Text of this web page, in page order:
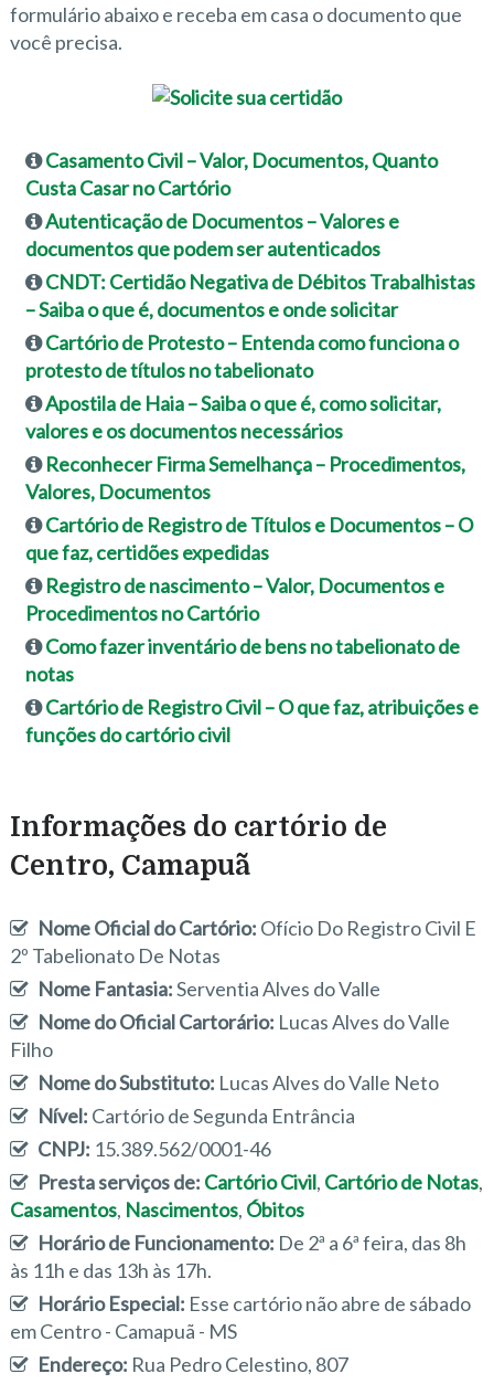
formulário abaixo e receba em casa o documento que
você precisa.
Casamento Civil – Valor, Documentos, Quanto
Custa Casar no Cartório
Autenticação de Documentos – Valores e
documentos que podem ser autenticados
CNDT: Certidão Negativa de Débitos Trabalhistas
– Saiba o que é, documentos e onde solicitar
Cartório de Protesto – Entenda como funciona o
protesto de títulos no tabelionato
Apostila de Haia – Saiba o que é, como solicitar,
valores e os documentos necessários
Reconhecer Firma Semelhança – Procedimentos,
Valores, Documentos
Cartório de Registro de Títulos e Documentos – O
que faz, certidões expedidas
Registro de nascimento – Valor, Documentos e
Procedimentos no Cartório
Como fazer inventário de bens no tabelionato de
notas
Cartório de Registro Civil – O que faz, atribuições e
funções do cartório civil
Informações do cartório de
Centro, Camapuã
Nome Oficial do Cartório: Ofício Do Registro Civil E
2º Tabelionato De Notas
Nome Fantasia:Serventia Alves do Valle
Nome do Oficial Cartorário: Lucas Alves do Valle
Filho
Nome do Substituto: Lucas Alves do Valle Neto
Nível: Cartório de Segunda Entrância
CNPJ: 15.389.562/0001-46
Presta serviços de: Cartório Civil, Cartório de Notas,
Casamentos, Nascimentos, Óbitos
Horário de Funcionamento: De 2ª a 6ª feira, das 8h
às 11h e das 13h às 17h.
Horário Especial: Esse cartório não abre de sábado
em Centro - Camapuã - MS
Endereço: Rua Pedro Celestino, 807